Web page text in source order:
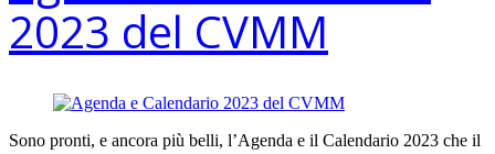
2023 del CVMM
Sono pronti, e ancora più belli, l’Agenda e il Calendario 2023 che il